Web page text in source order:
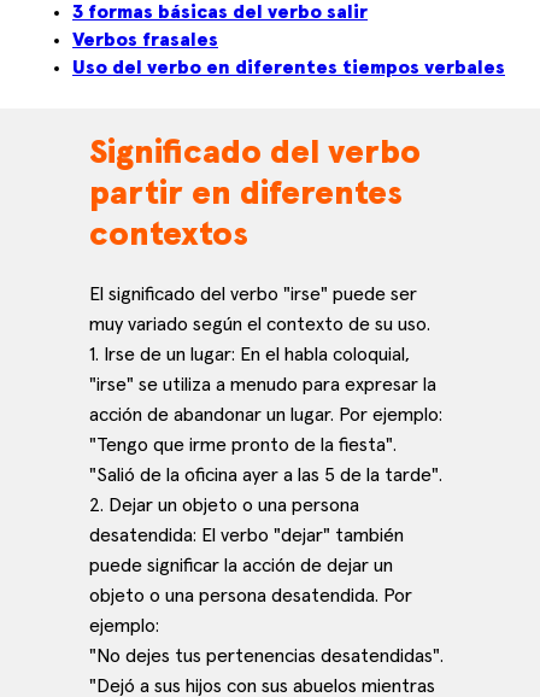
3 formas básicas del verbo salir
Verbos frasales
Uso del verbo en diferentes tiempos verbales
El significado del verbo "irse" puede ser
muy variado según el contexto de su uso.
1. Irse de un lugar: En el habla coloquial,
"irse" se utiliza a menudo para expresar la
acción de abandonar un lugar. Por ejemplo:
"Tengo que irme pronto de la fiesta".
"Salió de la oficina ayer a las 5 de la tarde".
2. Dejar un objeto o una persona
desatendida: El verbo "dejar" también
puede significar la acción de dejar un
objeto o una persona desatendida. Por
ejemplo:
"No dejes tus pertenencias desatendidas".
"Dejó a sus hijos con sus abuelos mientras
Significado del verbo
partir en diferentes
contextos